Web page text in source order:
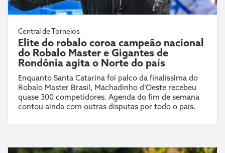
Central de Torneios
Elite do robalo coroa campeão nacional
do Robalo Master e Gigantes de
Rondônia agita o Norte do país
Enquanto Santa Catarina foi palco da finalíssima do
Robalo Master Brasil, Machadinho d’Oeste recebeu
quase 300 competidores. Agenda do fim de semana
contou ainda com outras disputas por todo o país.